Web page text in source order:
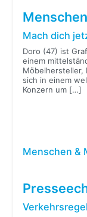
Mach dich
Doro (47) ist
einem
Möbelhersteller,
sich in einem
Konzern um […]
Menschen &